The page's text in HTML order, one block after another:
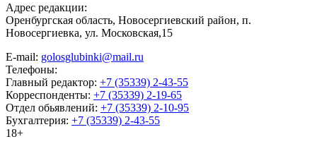
Адрес редакции:
Оренбургская область, Новосергиевский район, п.
Новосергиевка, ул. Московская,15
E-mail: golosglubinki@mail.ru
Телефоны:
Главный редактор: +7 (35339) 2-43-55
Корреспонденты: +7 (35339) 2-19-65
Отдел обьявлений: +7 (35339) 2-10-95
Бухгалтерия: +7 (35339) 2-43-55
18+